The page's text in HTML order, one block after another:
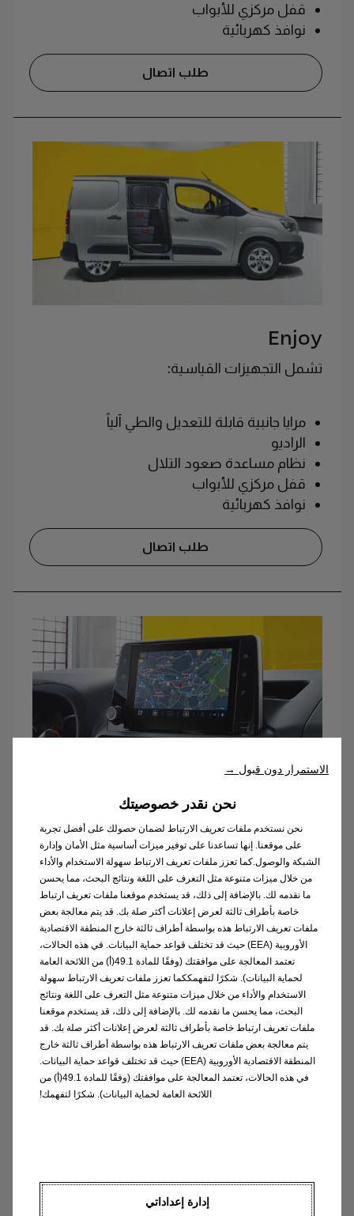
قفل مركزي للأبواب
نوافذ كهربائية
طلب اتصال
Enjoy
تشمل التجهيزات القياسية:
مرايا جانبية قابلة للتعديل والطي آلياً
الراديو
نظام مساعدة صعود التلال
قفل مركزي للأبواب
نوافذ كهربائية
طلب اتصال
تشمل التجهيزات القياسية:
مصابيح LED نهارية
شاشه بقياس 8 بوصه
كشافات ضباب
نظام الكبح التلقائى مع اكتشاف المارّة
حساسات خلفية
فرامل وقوف الكترونيه
طلب اتصال
الاستمرار دون قبول →
نحن نقدر خصوصيتك
نحن نستخدم ملفات تعريف الارتباط لضمان حصولك على أفضل تجربة
على موقعنا. إنها تساعدنا على توفير ميزات أساسية مثل الأمان وإدارة
الشبكة والوصول.كما تعزز ملفات تعريف الارتباط سهولة الاستخدام والأداء
من خلال ميزات متنوعة مثل التعرف على اللغة ونتائج البحث، مما يحسن
ما نقدمه لك. بالإضافة إلى ذلك، قد يستخدم موقعنا ملفات تعريف ارتباط
خاصة بأطراف ثالثة لعرض إعلانات أكثر صلة بك. قد يتم معالجة بعض
ملفات تعريف الارتباط هذه بواسطة أطراف ثالثة خارج المنطقة الاقتصادية
الأوروبية (EEA) حيث قد تختلف قواعد حماية البيانات. في هذه الحالات،
تعتمد المعالجة على موافقتك (وفقًا للمادة 49.1(أ) من اللائحة العامة
لحماية البيانات). شكرًا لتفهمككما تعزز ملفات تعريف الارتباط سهولة
الاستخدام والأداء من خلال ميزات متنوعة مثل التعرف على اللغة ونتائج
البحث، مما يحسن ما نقدمه لك. بالإضافة إلى ذلك، قد يستخدم موقعنا
ملفات تعريف ارتباط خاصة بأطراف ثالثة لعرض إعلانات أكثر صلة بك. قد
يتم معالجة بعض ملفات تعريف الارتباط هذه بواسطة أطراف ثالثة خارج
المنطقة الاقتصادية الأوروبية (EEA) حيث قد تختلف قواعد حماية البيانات.
في هذه الحالات، تعتمد المعالجة على موافقتك (وفقًا للمادة 49.1(أ) من
اللائحة العامة لحماية البيانات). شكرًا لتفهمك!
إدارة إعداداتي